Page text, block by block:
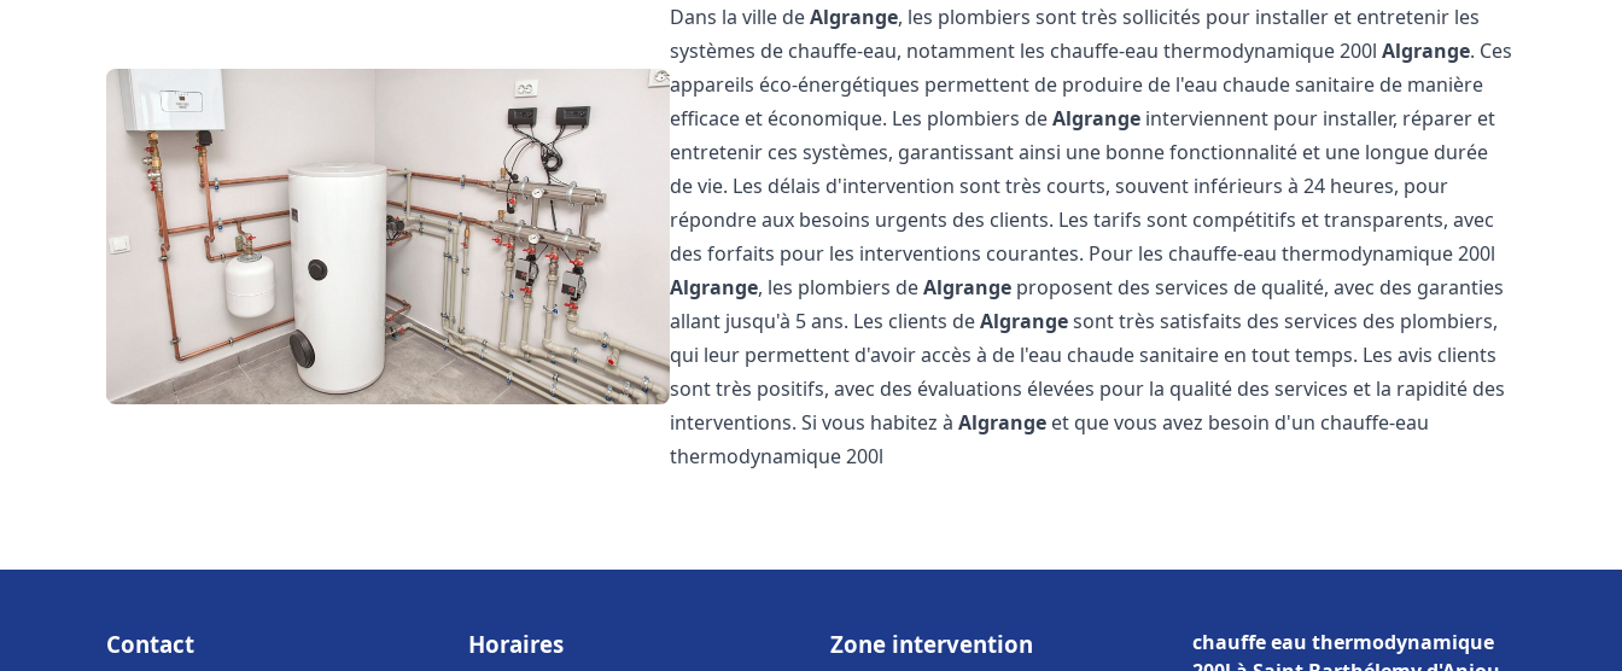
Dans la ville deAlgrange, les plombiers sont très sollicités pour installer et entretenir les
systèmes de chauffe-eau, notamment les chauffe-eau thermodynamique 200lAlgrange. Ces
appareils éco-énergétiques permettent de produire de l'eau chaude sanitaire de manière
efficace et économique. Les plombiers deAlgrange interviennent pour installer, réparer et
entretenir ces systèmes, garantissant ainsi une bonne fonctionnalité et une longue durée
de vie. Les délais d'intervention sont très courts, souvent inférieurs à 24 heures, pour
répondre aux besoins urgents des clients. Les tarifs sont compétitifs et transparents, avec
des forfaits pour les interventions courantes. Pour les chauffe-eau thermodynamique 200l
Algrange, les plombiers deAlgrange proposent des services de qualité, avec des garanties
allant jusqu'à 5 ans. Les clients deAlgrangesont très satisfaits des services des plombiers,
qui leur permettent d'avoir accès à de l'eau chaude sanitaire en tout temps. Les avis clients
sont très positifs, avec des évaluations élevées pour la qualité des services et la rapidité des
interventions. Si vous habitez àAlgrange et que vous avez besoin d'un chauffe-eau
thermodynamique 200l
Contact Horaires Zone intervention
chauffe eau thermodynamique